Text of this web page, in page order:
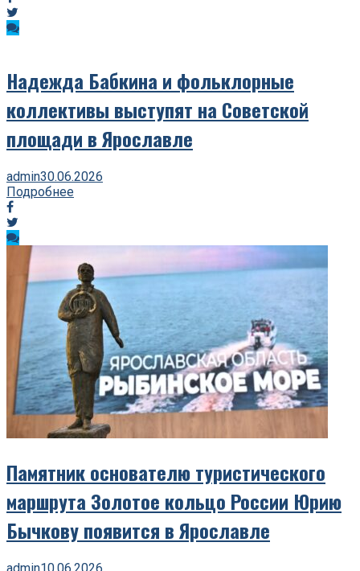
Надежда Бабкина и фольклорные
коллективы выступят на Советской
площади в Ярославле
admin30.06.2026
Подробнее
Памятник основателю туристического
маршрута Золотое кольцо России Юрию
Бычкову появится в Ярославле